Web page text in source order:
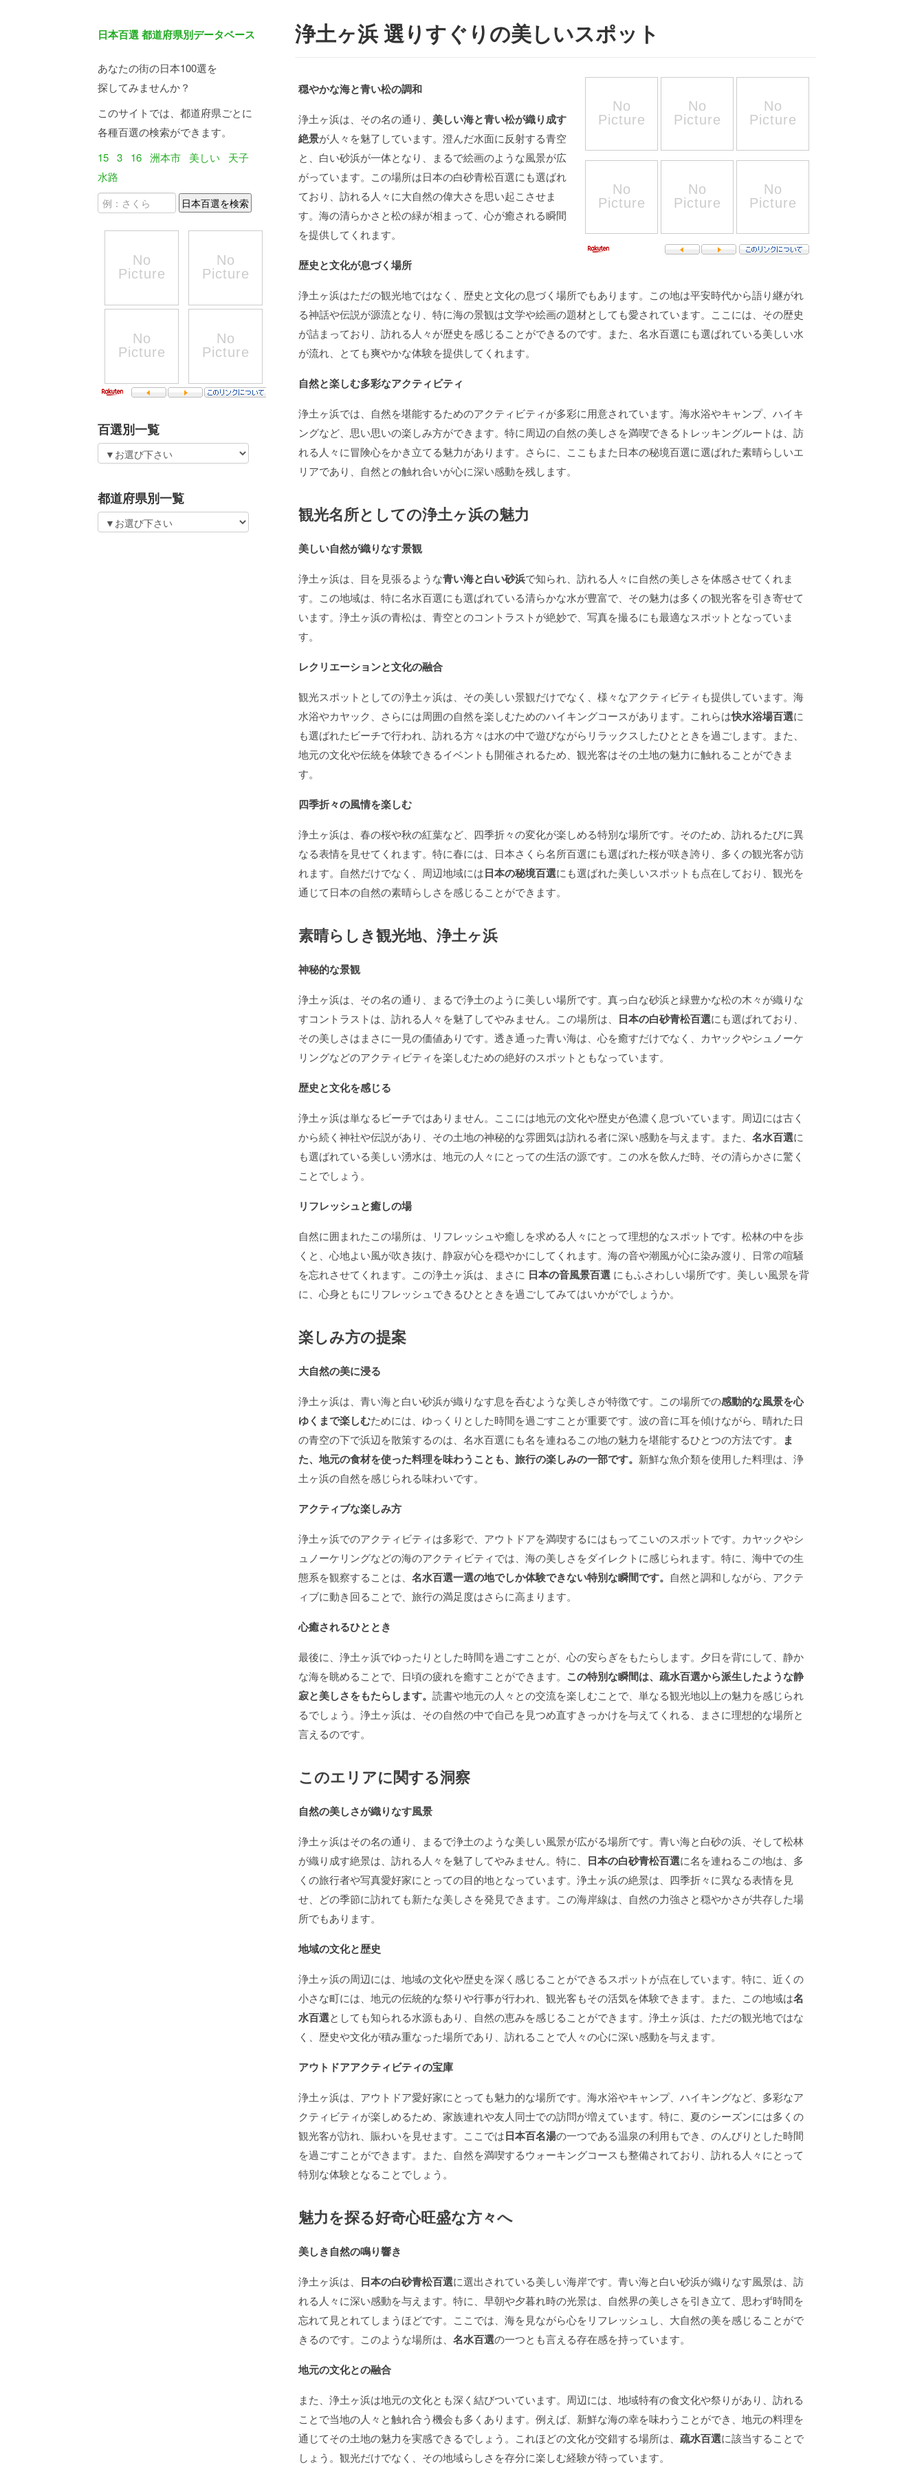
日本百選 都道府県別データベース
あなたの街の日本100選を
探してみませんか？
このサイトでは、都道府県ごとに
各種百選の検索ができます。
15 3 16 洲本市 美しい
天子
水路
百選別一覧
都道府県別一覧
浄土ヶ浜 選りすぐりの美しいスポット
穏やかな海と青い松の調和
浄土ヶ浜は、その名の通り、 美しい海と青い松が織り成す
絶景が人々を魅了しています。澄んだ水面に反射する青空
と、白い砂浜が一体となり、まるで絵画のような風景が広
がっています。この場所は日本の白砂青松百選にも選ばれ
ており、訪れる人々に大自然の偉大さを思い起こさせま
す。海の清らかさと松の緑が相まって、心が癒される瞬間
を提供してくれます。
歴史と文化が息づく場所
浄土ヶ浜はただの観光地ではなく、歴史と文化の息づく場所でもあります。この地は平安時代から語り継がれ
る神話や伝説が源流となり、特に海の景観は文学や絵画の題材としても愛されています。ここには、その歴史
が詰まっており、訪れる人々が歴史を感じることができるのです。また、名水百選にも選ばれている美しい水
が流れ、とても爽やかな体験を提供してくれます。
自然と楽しむ多彩なアクティビティ
浄土ヶ浜では、自然を堪能するためのアクティビティが多彩に用意されています。海水浴やキャンプ、ハイキ
ングなど、思い思いの楽しみ方ができます。特に周辺の自然の美しさを満喫できるトレッキングルートは、訪
れる人々に冒険心をかき立てる魅力があります。さらに、ここもまた日本の秘境百選に選ばれた素晴らしいエ
リアであり、自然との触れ合いが心に深い感動を残します。
観光名所としての浄土ヶ浜の魅力
美しい自然が織りなす景観
浄土ヶ浜は、目を見張るような青い海と白い砂浜で知られ、訪れる人々に自然の美しさを体感させてくれま
す。この地域は、特に名水百選にも選ばれている清らかな水が豊富で、その魅力は多くの観光客を引き寄せて
います。浄土ヶ浜の青松は、青空とのコントラストが絶妙で、写真を撮るにも最適なスポットとなっていま
す。
レクリエーションと文化の融合
観光スポットとしての浄土ヶ浜は、その美しい景観だけでなく、様々なアクティビティも提供しています。海
水浴やカヤック、さらには周囲の自然を楽しむためのハイキングコースがあります。これらは快水浴場百選に
も選ばれたビーチで行われ、訪れる方々は水の中で遊びながらリラックスしたひとときを過ごします。また、
地元の文化や伝統を体験できるイベントも開催されるため、観光客はその土地の魅力に触れることができま
す。
四季折々の風情を楽しむ
浄土ヶ浜は、春の桜や秋の紅葉など、四季折々の変化が楽しめる特別な場所です。そのため、訪れるたびに異
なる表情を見せてくれます。特に春には、日本さくら名所百選にも選ばれた桜が咲き誇り、多くの観光客が訪
れます。自然だけでなく、周辺地域には日本の秘境百選にも選ばれた美しいスポットも点在しており、観光を
通じて日本の自然の素晴らしさを感じることができます。
素晴らしき観光地、浄土ヶ浜
神秘的な景観
浄土ヶ浜は、その名の通り、まるで浄土のように美しい場所です。真っ白な砂浜と緑豊かな松の木々が織りな
すコントラストは、訪れる人々を魅了してやみません。この場所は、
日本の白砂青松百選にも選ばれており、
その美しさはまさに一見の価値ありです。透き通った青い海は、心を癒すだけでなく、カヤックやシュノーケ
リングなどのアクティビティを楽しむための絶好のスポットともなっています。
歴史と文化を感じる
浄土ヶ浜は単なるビーチではありません。ここには地元の文化や歴史が色濃く息づいています。周辺には古く
から続く神社や伝説があり、その土地の神秘的な雰囲気は訪れる者に深い感動を与えます。また、 名水百選に
も選ばれている美しい湧水は、地元の人々にとっての生活の源です。この水を飲んだ時、その清らかさに驚く
ことでしょう。
リフレッシュと癒しの場
自然に囲まれたこの場所は、リフレッシュや癒しを求める人々にとって理想的なスポットです。松林の中を歩
くと、心地よい風が吹き抜け、静寂が心を穏やかにしてくれます。海の音や潮風が心に染み渡り、日常の喧騒
を忘れさせてくれます。この浄土ヶ浜は、まさに 日本の音風景百選 にもふさわしい場所です。美しい風景を背
に、心身ともにリフレッシュできるひとときを過ごしてみてはいかがでしょうか。
楽しみ方の提案
大自然の美に浸る
浄土ヶ浜は、青い海と白い砂浜が織りなす息を呑むような美しさが特徴です。この場所での感動的な風景を心
ゆくまで楽しむためには、ゆっくりとした時間を過ごすことが重要です。波の音に耳を傾けながら、晴れた日
の青空の下で浜辺を散策するのは、名水百選にも名を連ねるこの地の魅力を堪能するひとつの方法です。
ま
た、地元の食材を使った料理を味わうことも、旅行の楽しみの一部です。 新鮮な魚介類を使用した料理は、浄
土ヶ浜の自然を感じられる味わいです。
アクティブな楽しみ方
浄土ヶ浜でのアクティビティは多彩で、アウトドアを満喫するにはもってこいのスポットです。カヤックやシ
ュノーケリングなどの海のアクティビティでは、海の美しさをダイレクトに感じられます。特に、海中での生
態系を観察することは、 名水百選一選の地でしか体験できない特別な瞬間です。 自然と調和しながら、アクテ
ィブに動き回ることで、旅行の満足度はさらに高まります。
心癒されるひととき
最後に、浄土ヶ浜でゆったりとした時間を過ごすことが、心の安らぎをもたらします。夕日を背にして、静か
な海を眺めることで、日頃の疲れを癒すことができます。 この特別な瞬間は、疏水百選から派生したような静
寂と美しさをもたらします。 読書や地元の人々との交流を楽しむことで、単なる観光地以上の魅力を感じられ
るでしょう。浄土ヶ浜は、その自然の中で自己を見つめ直すきっかけを与えてくれる、まさに理想的な場所と
言えるのです。
このエリアに関する洞察
自然の美しさが織りなす風景
浄土ヶ浜はその名の通り、まるで浄土のような美しい風景が広がる場所です。青い海と白砂の浜、そして松林
が織り成す絶景は、訪れる人々を魅了してやみません。特に、
日本の白砂青松百選に名を連ねるこの地は、多
くの旅行者や写真愛好家にとっての目的地となっています。浄土ヶ浜の絶景は、四季折々に異なる表情を見
せ、どの季節に訪れても新たな美しさを発見できます。この海岸線は、自然の力強さと穏やかさが共存した場
所でもあります。
地域の文化と歴史
浄土ヶ浜の周辺には、地域の文化や歴史を深く感じることができるスポットが点在しています。特に、近くの
小さな町には、地元の伝統的な祭りや行事が行われ、観光客もその活気を体験できます。また、この地域は名
水百選としても知られる水源もあり、自然の恵みを感じることができます。浄土ヶ浜は、ただの観光地ではな
く、歴史や文化が積み重なった場所であり、訪れることで人々の心に深い感動を与えます。
アウトドアアクティビティの宝庫
浄土ヶ浜は、アウトドア愛好家にとっても魅力的な場所です。海水浴やキャンプ、ハイキングなど、多彩なア
クティビティが楽しめるため、家族連れや友人同士での訪問が増えています。特に、夏のシーズンには多くの
観光客が訪れ、賑わいを見せます。ここでは日本百名湯の一つである温泉の利用もでき、のんびりとした時間
を過ごすことができます。また、自然を満喫するウォーキングコースも整備されており、訪れる人々にとって
特別な体験となることでしょう。
魅力を探る好奇心旺盛な方々へ
美しき自然の鳴り響き
浄土ヶ浜は、 日本の白砂青松百選に選出されている美しい海岸です。青い海と白い砂浜が織りなす風景は、訪
れる人々に深い感動を与えます。特に、早朝や夕暮れ時の光景は、自然界の美しさを引き立て、思わず時間を
忘れて見とれてしまうほどです。ここでは、海を見ながら心をリフレッシュし、大自然の美を感じることがで
きるのです。このような場所は、 名水百選の一つとも言える存在感を持っています。
地元の文化との融合
また、浄土ヶ浜は地元の文化とも深く結びついています。周辺には、地域特有の食文化や祭りがあり、訪れる
ことで当地の人々と触れ合う機会も多くあります。例えば、新鮮な海の幸を味わうことができ、地元の料理を
通じてその土地の魅力を実感できるでしょう。これほどの文化が交錯する場所は、 疏水百選に該当することで
しょう。観光だけでなく、その地域らしさを存分に楽しむ経験が待っています。